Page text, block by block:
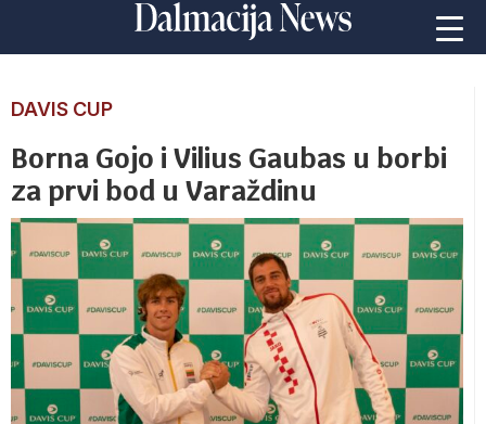
DAVIS CUP
Borna Gojo i Vilius Gaubas u borbi
za prvi bod u Varaždinu